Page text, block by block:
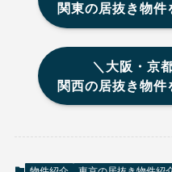
関東の居抜き物件
＼大阪・京
関西の居抜き物件